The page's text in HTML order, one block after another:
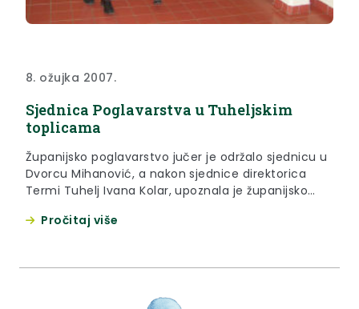
8. ožujka 2007.
Sjednica Poglavarstva u Tuheljskim
toplicama
Županijsko poglavarstvo jučer je održalo sjednicu u
Dvorcu Mihanović, a nakon sjednice direktorica
Termi Tuhelj Ivana Kolar, upoznala je županijsko
Tuhelj, a poslije te prezentacije uslijedio je obilazak.
Pročitaj više